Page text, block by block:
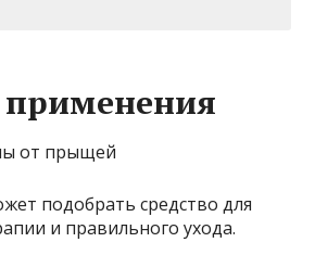
подобрать средство для
и правильного ухода.